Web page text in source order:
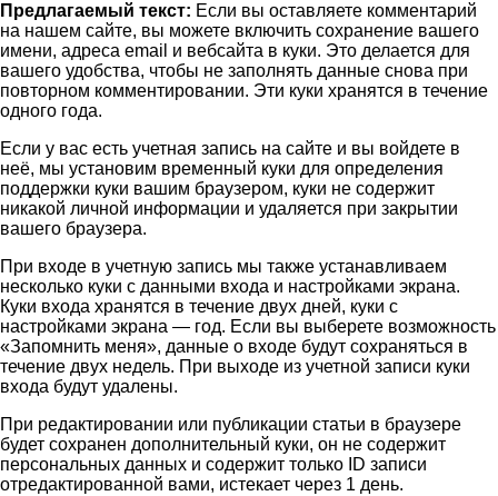
Предлагаемый текст: Если вы оставляете комментарий
на нашем сайте, вы можете включить сохранение вашего
имени, адреса email и вебсайта в куки. Это делается для
вашего удобства, чтобы не заполнять данные снова при
повторном комментировании. Эти куки хранятся в течение
одного года.
Если у вас есть учетная запись на сайте и вы войдете в
неё, мы установим временный куки для определения
поддержки куки вашим браузером, куки не содержит
никакой личной информации и удаляется при закрытии
вашего браузера.
При входе в учетную запись мы также устанавливаем
несколько куки с данными входа и настройками экрана.
Куки входа хранятся в течение двух дней, куки с
настройками экрана — год. Если вы выберете возможность
«Запомнить меня», данные о входе будут сохраняться в
течение двух недель. При выходе из учетной записи куки
входа будут удалены.
При редактировании или публикации статьи в браузере
будет сохранен дополнительный куки, он не содержит
персональных данных и содержит только ID записи
отредактированной вами, истекает через 1 день.